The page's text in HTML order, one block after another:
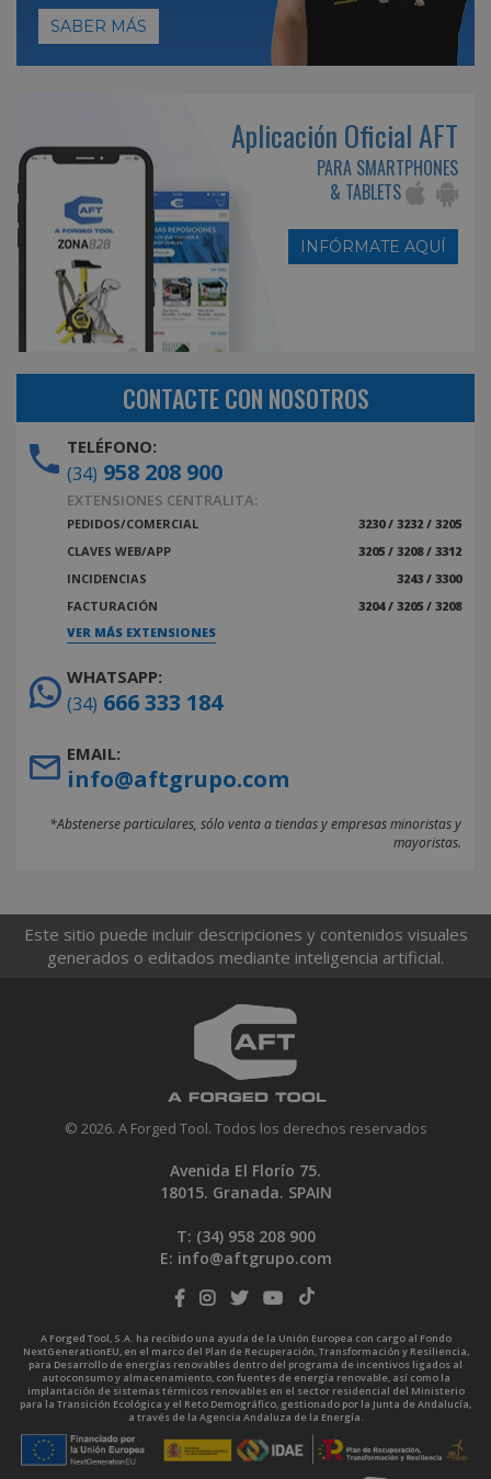
SABER MÁS
Aplicación Oficial AFT
PARA SMARTPHONES
& TABLETS
INFÓRMATE AQUÍ
CONTACTE CON NOSOTROS
TELÉFONO:
(34) 958 208 900
EXTENSIONES CENTRALITA:
PEDIDOS/COMERCIAL
3230 / 3232 / 3205
CLAVES WEB/APP
3205 / 3208 / 3312
INCIDENCIAS
3243 / 3300
FACTURACIÓN
3204 / 3205 / 3208
VER MÁS EXTENSIONES
WHATSAPP:
(34) 666 333 184
EMAIL:
info@aftgrupo.com
*Abstenerse particulares, sólo venta a tiendas y empresas minoristas y
mayoristas.
Este sitio puede incluir descripciones y contenidos visuales
generados o editados mediante inteligencia artificial.
© 2026. A Forged Tool. Todos los derechos reservados
Avenida El Florío 75.
18015. Granada. SPAIN
T: (34) 958 208 900
E: info@aftgrupo.com
A Forged Tool, S.A. ha recibido una ayuda de la Unión Europea con cargo al Fondo
NextGenerationEU, en el marco del Plan de Recuperación, Transformación y Resiliencia,
para Desarrollo de energías renovables dentro del programa de incentivos ligados al
autoconsumo y almacenamiento, con fuentes de energía renovable, así como la
implantación de sistemas térmicos renovables en el sector residencial del Ministerio
para la Transición Ecológica y el Reto Demográfico, gestionado por la Junta de Andalucía,
a través de la Agencia Andaluza de la Energía.